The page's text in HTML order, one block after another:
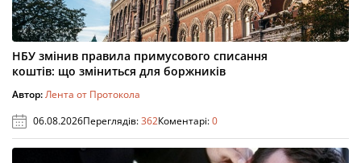
НБУ змінив правила примусового списання
коштів: що зміниться для боржників
Автор:Лента от Протокола
06.08.2026Переглядів:362Коментарі:0